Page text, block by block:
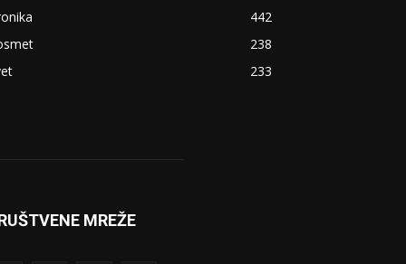
442
238
233
MREŽE